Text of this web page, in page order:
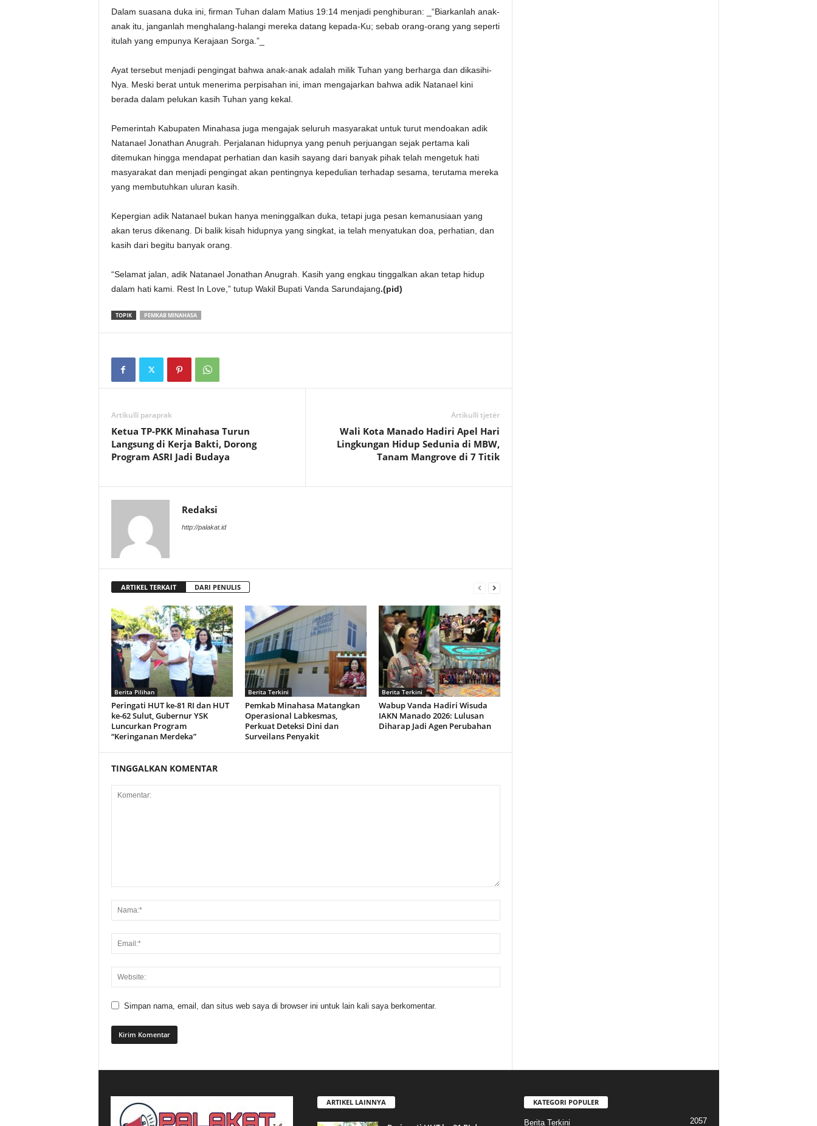
Dalam suasana duka ini, firman Tuhan dalam Matius 19:14 menjadi penghiburan: _“Biarkanlah anak-
anak itu, janganlah menghalang-halangi mereka datang kepada-Ku; sebab orang-orang yang seperti
itulah yang empunya Kerajaan Sorga.”_
Ayat tersebut menjadi pengingat bahwa anak-anak adalah milik Tuhan yang berharga dan dikasihi-
Nya. Meski berat untuk menerima perpisahan ini, iman mengajarkan bahwa adik Natanael kini
berada dalam pelukan kasih Tuhan yang kekal.
Pemerintah Kabupaten Minahasa juga mengajak seluruh masyarakat untuk turut mendoakan adik
Natanael Jonathan Anugrah. Perjalanan hidupnya yang penuh perjuangan sejak pertama kali
ditemukan hingga mendapat perhatian dan kasih sayang dari banyak pihak telah mengetuk hati
masyarakat dan menjadi pengingat akan pentingnya kepedulian terhadap sesama, terutama mereka
yang membutuhkan uluran kasih.
Kepergian adik Natanael bukan hanya meninggalkan duka, tetapi juga pesan kemanusiaan yang
akan terus dikenang. Di balik kisah hidupnya yang singkat, ia telah menyatukan doa, perhatian, dan
kasih dari begitu banyak orang.
“Selamat jalan, adik Natanael Jonathan Anugrah. Kasih yang engkau tinggalkan akan tetap hidup
dalam hati kami. Rest In Love,” tutup Wakil Bupati Vanda Sarundajang.(pid)
TOPIK PEMKAB MINAHASA
Artikulli paraprak
Ketua TP-PKK Minahasa Turun
Langsung di Kerja Bakti, Dorong
Program ASRI Jadi Budaya
Artikulli tjetër
Wali Kota Manado Hadiri Apel Hari
Lingkungan Hidup Sedunia di MBW,
Tanam Mangrove di 7 Titik
Redaksi
http://palakat.id
ARTIKEL TERKAIT DARI PENULIS
Berita Pilihan
Peringati HUT ke-81 RI dan HUT
ke-62 Sulut, Gubernur YSK
Luncurkan Program
“Keringanan Merdeka”
Berita Terkini
Pemkab Minahasa Matangkan
Operasional Labkesmas,
Perkuat Deteksi Dini dan
Surveilans Penyakit
Berita Terkini
Wabup Vanda Hadiri Wisuda
IAKN Manado 2026: Lulusan
Diharap Jadi Agen Perubahan
TINGGALKAN KOMENTAR
Simpan nama, email, dan situs web saya di browser ini untuk lain kali saya berkomentar.
ARTIKEL LAINNYA KATEGORI POPULER
Berita Terkini 2057